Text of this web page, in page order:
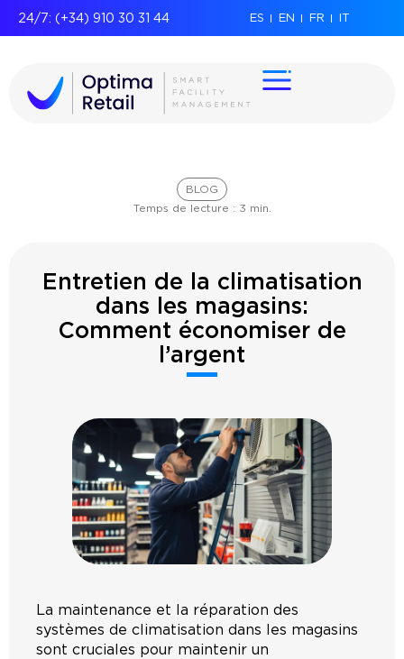
ES EN FR IT
24/7: (+34) 910 30 31 44
BLOG
Temps de lecture : 3 min.
Entretien de la climatisation
dans les magasins:
Comment économiser de
l’argent
La maintenance et la réparation des
systèmes de climatisation dans les magasins
sont cruciales pour maintenir un